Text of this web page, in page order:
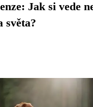
Jak si vede
světa?